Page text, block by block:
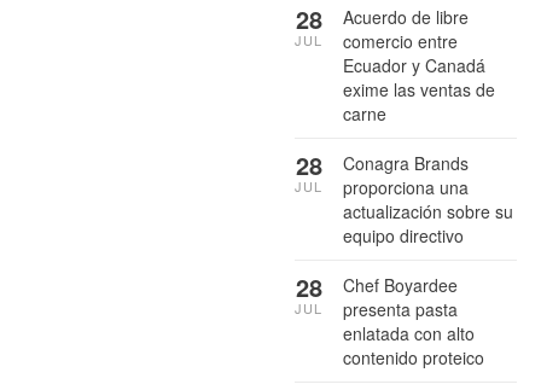
Acuerdo de libre
comercio entre
Ecuador y Canadá
exime las ventas de
carne
28
JUL
Conagra Brands
proporciona una
actualización sobre su
equipo directivo
28
JUL
Chef Boyardee
presenta pasta
enlatada con alto
contenido proteico
28
JUL